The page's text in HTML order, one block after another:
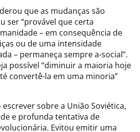
que as mudanças são
ser “provável que certa
– em consequência de
ou de uma intensidade
– permaneça sempre a-social”.
possível “diminuir a maioria hoje
convertê-la em uma minoria”
sobre a União Soviética,
e profunda tentativa de
Evitou emitir uma